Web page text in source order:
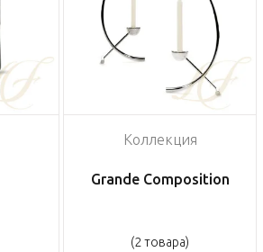
Коллекция
Grande Composition
(2 товара)